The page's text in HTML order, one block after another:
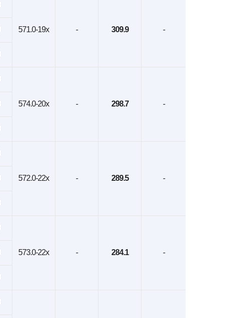
571.0-19x - 309.9 -
574.0-20x - 298.7 -
572.0-22x - 289.5 -
573.0-22x - 284.1 -